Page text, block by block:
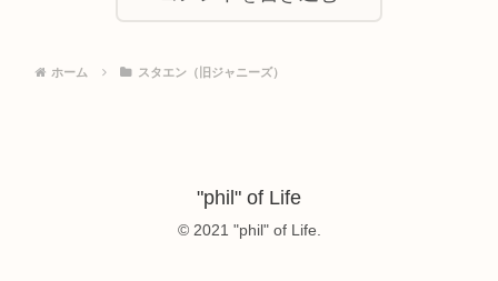
ホーム スタエン（旧ジャニーズ）
"phil" of Life
© 2021 "phil" of Life.